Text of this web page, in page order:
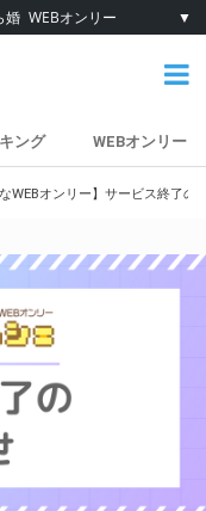
婚 WEBオンリー ▼
ング WEBオンリー
なWEBオンリー】サービス終了の